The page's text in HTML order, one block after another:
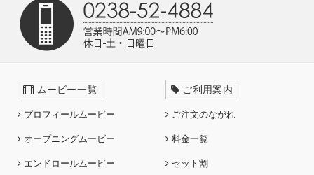
ムービー一覧
プロフィールムービー
オープニングムービー
エンドロールムービー
ご利用案内
ご注文のながれ
料金一覧
セット割